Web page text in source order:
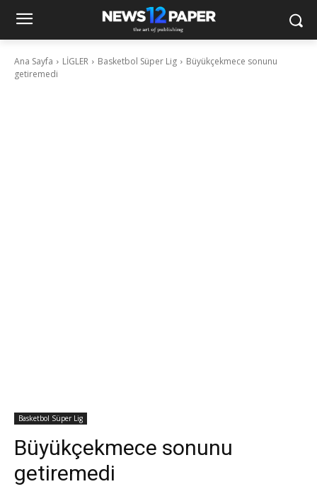
Ana Sayfa LİGLER Basketbol Süper Lig
Büyükçekmece sonunu
getiremedi
Basketbol Süper Lig
Büyükçekmece sonunu
getiremedi